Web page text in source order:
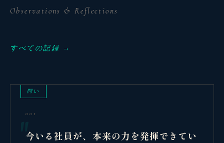
Observations & Reflections
すべての記録 →
問い
001
今いる社員が、本来の力を発揮できてい